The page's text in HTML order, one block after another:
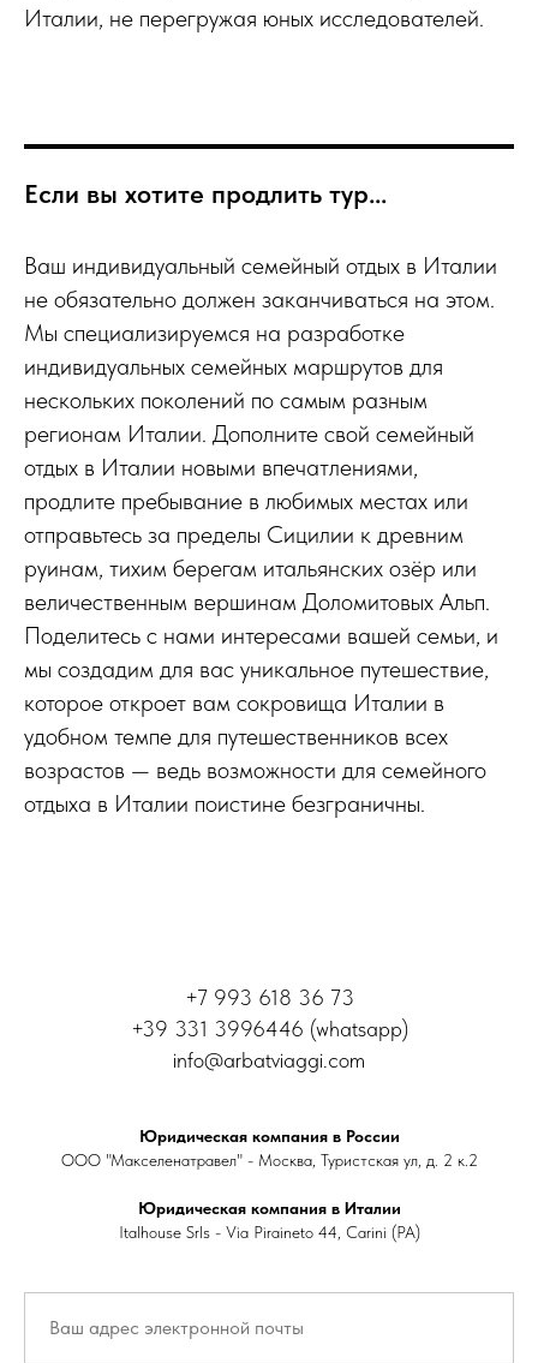
Италии, не перегружая юных исследователей.
Если вы хотите продлить тур...
Ваш индивидуальный семейный отдых в Италии
не обязательно должен заканчиваться на этом.
Мы специализируемся на разработке
индивидуальных семейных маршрутов для
нескольких поколений по самым разным
регионам Италии. Дополните свой семейный
отдых в Италии новыми впечатлениями,
продлите пребывание в любимых местах или
отправьтесь за пределы Сицилии к древним
руинам, тихим берегам итальянских озёр или
величественным вершинам Доломитовых Альп.
Поделитесь с нами интересами вашей семьи, и
мы создадим для вас уникальное путешествие,
которое откроет вам сокровища Италии в
удобном темпе для путешественников всех
возрастов — ведь возможности для семейного
отдыха в Италии поистине безграничны.
+7 993 618 36 73
+39 331 3996446 (whatsapp)
info@arbatviaggi.com
Юридическая компания в России
ООО "Макселенатравел" - Москва, Туристская ул, д. 2 к.2
Юридическая компания в Италии
Italhouse Srls - Via Piraineto 44, Carini (PA)